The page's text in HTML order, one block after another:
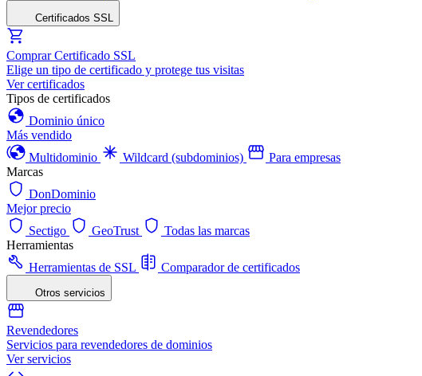
Certificados SSL
Comprar Certificado SSL
Elige un tipo de certificado y protege tus visitas
Ver certificados
Tipos de certificados
Dominio único
Más vendido
Multidominio
Wildcard (subdominios)
Para empresas
Marcas
DonDominio
Mejor precio
Sectigo
GeoTrust
Todas las marcas
Herramientas
Herramientas de SSL
Comparador de certificados
Otros servicios
Revendedores
Servicios para revendedores de dominios
Ver servicios